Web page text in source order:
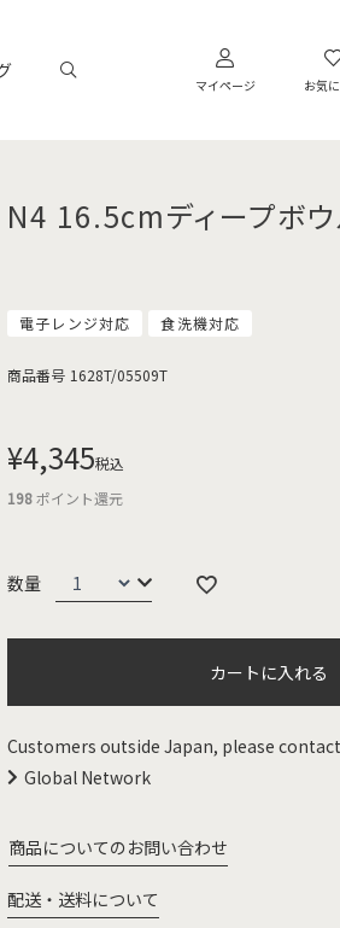
マイページ お気
N4 16.5cmディープボウ
電子レンジ対応 食洗機対応
商品番号 1628T/05509T
¥4,345税込
198ポイント還元
カートに入れる
Customers outside Japan, please
Global Network
商品についてのお問い合わせ
配送・送料について